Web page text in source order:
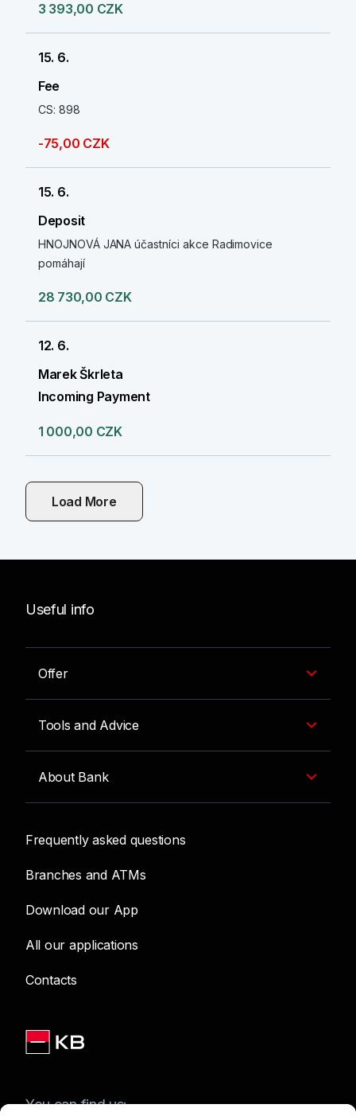
3 393,00 CZK
15. 6.
Fee
CS: 898
-75,00 CZK
15. 6.
Deposit
HNOJNOVÁ JANA účastníci akce Radimovice
pomáhají
28 730,00 CZK
12. 6.
Marek Škrleta
Incoming Payment
1 000,00 CZK
Load More
Useful info
Offer
Tools and Advice
About Bank
Frequently asked questions
Branches and ATMs
Download our App
All our applications
Contacts
You can find us: